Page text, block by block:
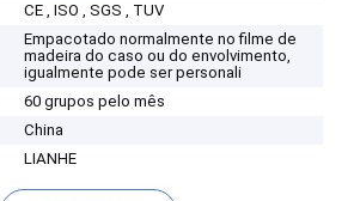
CE , ISO , SGS , TUV
Empacotado normalmente no filme de
madeira do caso ou do envolvimento,
igualmente pode ser personali
60 grupos pelo mês
China
LIANHE